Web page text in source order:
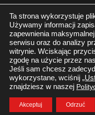
Zaloguj się
© 2022 by
Wszystkie prawa
Polityka prywatności
Ta strona wykorzystuje
Używamy informacji
zapewnienia
serwisu oraz do analizy
witrynie. Wciskając
zgodę na użycie przez
Jeśli sam chcesz
wykorzystane, wciśnij
znajdziesz w naszej
Akceptuj Odrzuć